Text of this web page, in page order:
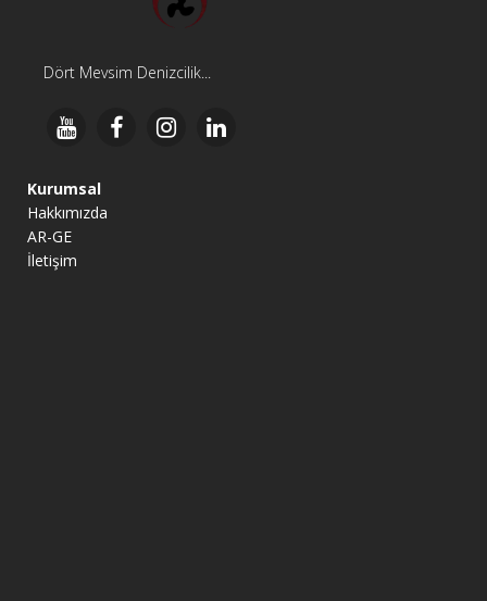
Dört Mevsim Denizcilik...
Kurumsal
Hakkımızda
AR-GE
İletişim